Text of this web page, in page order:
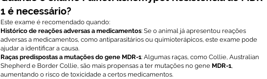
1 é necessário?
Este exame é recomendado quando:
Histórico de reações adversas a medicamentos: Se o animal já apresentou reações
adversas a medicamentos, como antiparasitários ou quimioterápicos, este exame pode
ajudar a identificar a causa.
Raças predispostas a mutações do gene MDR-1: Algumas raças, como Collie, Australian
Shepherd e Border Collie, são mais propensas a ter mutações no gene MDR-1,
aumentando o risco de toxicidade a certos medicamentos.